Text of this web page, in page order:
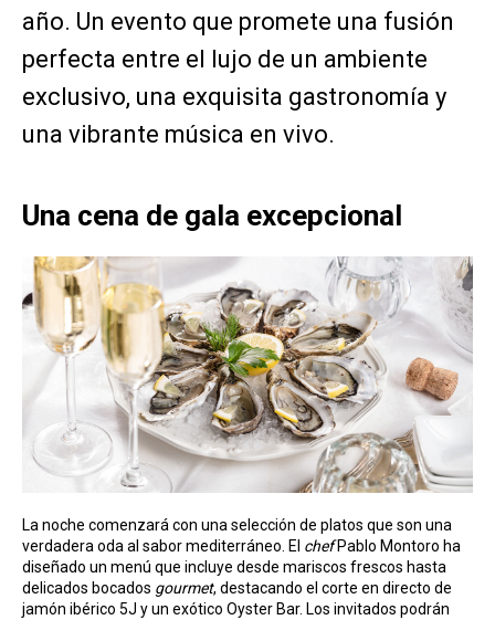
año. Un evento que promete una fusión
perfecta entre el lujo de un ambiente
exclusivo, una exquisita gastronomía y
una vibrante música en vivo.
Una cena de gala excepcional
La noche comenzará con una selección de platos que son una
verdadera oda al sabor mediterráneo. El chefPablo Montoro ha
diseñado un menú que incluye desde mariscos frescos hasta
delicados bocados gourmet, destacando el corte en directo de
jamón ibérico 5J y un exótico Oyster Bar. Los invitados podrán